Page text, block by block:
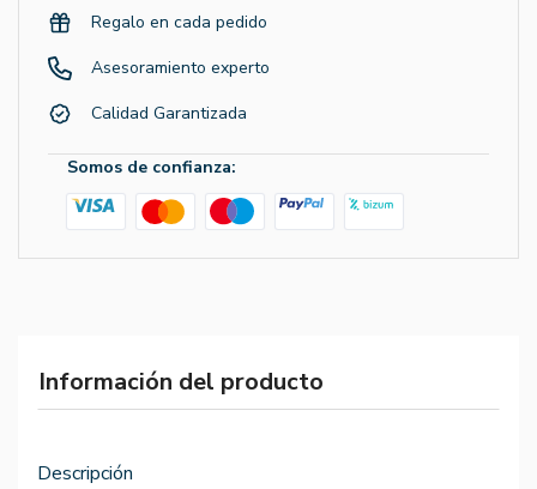
Regalo en cada pedido
Asesoramiento experto
Calidad Garantizada
Somos de confianza:
Información del producto
Descripción